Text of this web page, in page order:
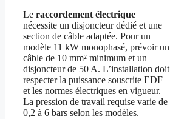
Le raccordement électrique
nécessite un disjoncteur dédié et une
section de câble adaptée. Pour un
modèle 11 kW monophasé, prévoir un
câble de 10 mm² minimum et un
disjoncteur de 50 A. L’installation doit
respecter la puissance souscrite EDF
et les normes électriques en vigueur.
La pression de travail requise varie de
0,2 à 6 bars selon les modèles.